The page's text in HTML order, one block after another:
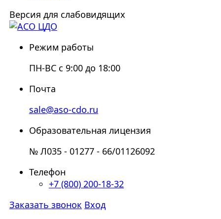
Версия для слабовидящих
Режим работы
ПН-ВС с 9:00 до 18:00
Почта
sale@aso-cdo.ru
Образовательная лицензия
№ Л035 - 01277 - 66/01126092
Телефон
+7 (800) 200-18-32
Заказать звонок Вход